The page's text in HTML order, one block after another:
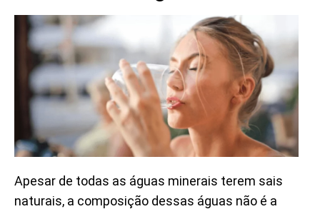
Apesar de todas as águas minerais terem sais
naturais, a composição dessas águas não é a